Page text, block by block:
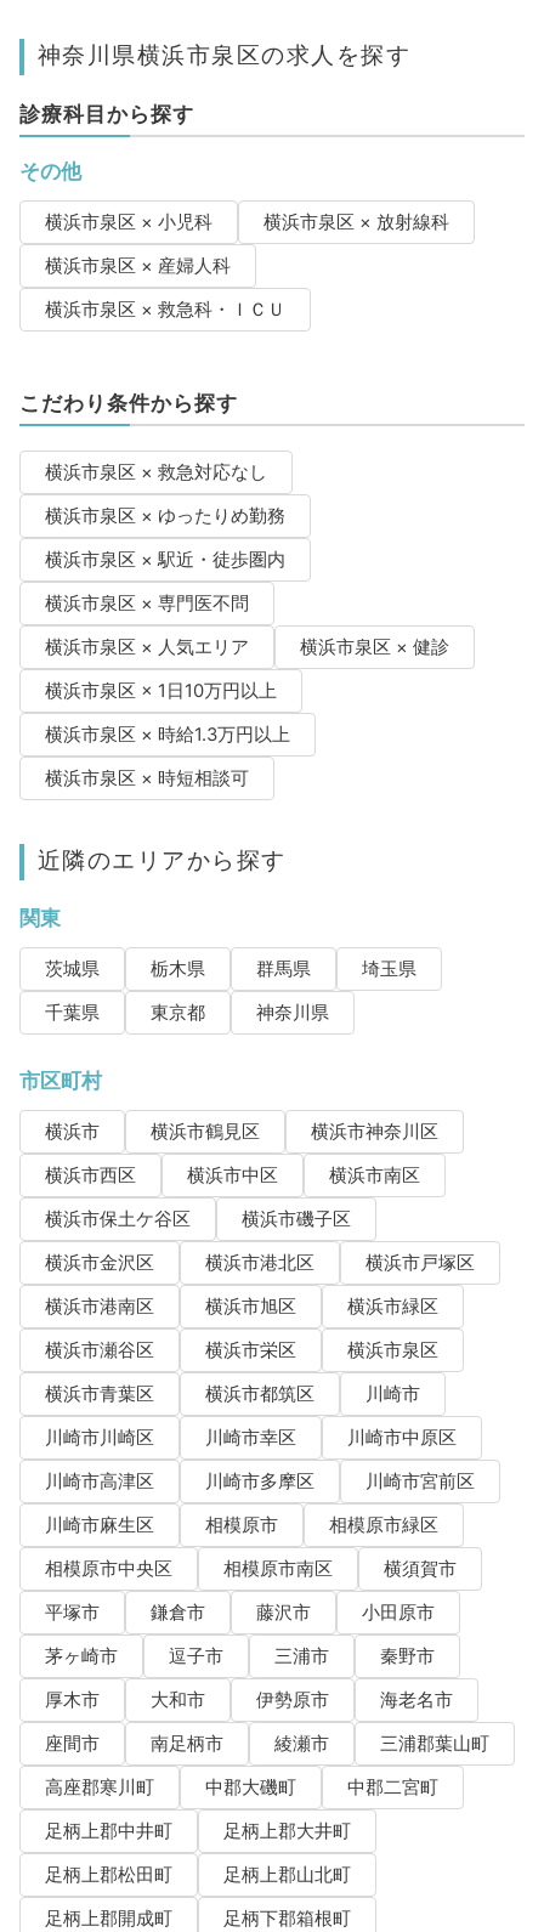
神奈川県横浜市泉区の求人を探す
診療科目から探す
その他
横浜市泉区 × 小児科
横浜市泉区 × 放射線科
横浜市泉区 × 産婦人科
横浜市泉区 × 救急科・ＩＣＵ
こだわり条件から探す
横浜市泉区 × 救急対応なし
横浜市泉区 × ゆったりめ勤務
横浜市泉区 × 駅近・徒歩圏内
横浜市泉区 × 専門医不問
横浜市泉区 × 人気エリア
横浜市泉区 × 健診
横浜市泉区 × 1日10万円以上
横浜市泉区 × 時給1.3万円以上
横浜市泉区 × 時短相談可
近隣のエリアから探す
関東
茨城県 栃木県 群馬県
埼玉県
千葉県
東京都 神奈川県
市区町村
横浜市 横浜市鶴見区
横浜市神奈川区
横浜市西区
横浜市中区
横浜市南区
横浜市保土ケ谷区
横浜市磯子区
横浜市金沢区
横浜市港北区
横浜市戸塚区
横浜市港南区
横浜市旭区
横浜市緑区
横浜市瀬谷区
横浜市栄区
横浜市泉区
横浜市青葉区
横浜市都筑区
川崎市
川崎市川崎区
川崎市幸区
川崎市中原区
川崎市高津区
川崎市多摩区
川崎市宮前区
川崎市麻生区
相模原市
相模原市緑区
相模原市中央区
相模原市南区
横須賀市
平塚市
鎌倉市 藤沢市
小田原市
茅ヶ崎市
逗子市 三浦市
秦野市
厚木市
大和市 伊勢原市
海老名市
座間市
南足柄市 綾瀬市
三浦郡葉山町
高座郡寒川町
中郡大磯町
中郡二宮町
足柄上郡中井町
足柄上郡大井町
足柄上郡松田町
足柄上郡山北町
足柄上郡開成町
足柄下郡箱根町